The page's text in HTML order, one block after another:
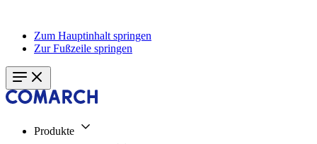
Zum Hauptinhalt springen
Zur Fußzeile springen
Produkte